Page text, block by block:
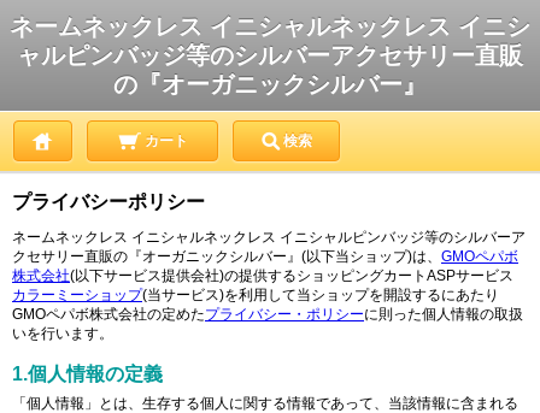
ネームネックレス イニシャルネックレス イニシ
ャルピンバッジ等のシルバーアクセサリー直販
の『オーガニックシルバー』
カート 検索
プライバシーポリシー
ネームネックレス イニシャルネックレス イニシャルピンバッジ等のシルバーア
クセサリー直販の『オーガニックシルバー』(以下当ショップ)は、 GMOペパボ
株式会社(以下サービス提供会社)の提供するショッピングカートASPサービス
カラーミーショップ(当サービス)を利用して当ショップを開設するにあたり
GMOペパボ株式会社の定めたプライバシー・ポリシーに則った個人情報の取扱
いを行います。
1.個人情報の定義
「個人情報」とは、生存する個人に関する情報であって、当該情報に含まれる